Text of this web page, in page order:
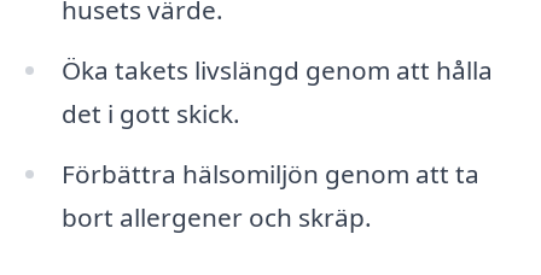
husets värde.
Öka takets livslängd genom att hålla
det i gott skick.
Förbättra hälsomiljön genom att ta
bort allergener och skräp.